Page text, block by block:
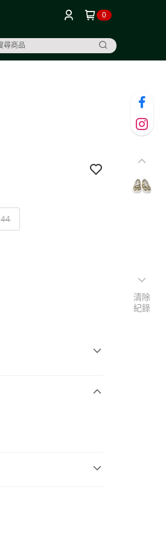
0
44
清除
紀錄